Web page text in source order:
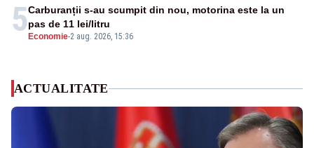
5 Economie-2 aug. 2026, 15:36
Carburanții s-au scumpit din nou, motorina este la un
pas de 11 lei/litru
ACTUALITATE